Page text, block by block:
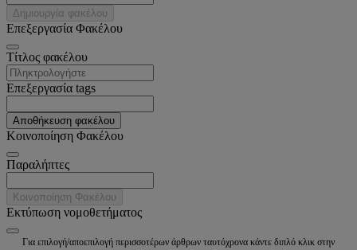
Δημιουργία φακέλου
Επεξεργασία Φακέλου
Tίτλος φακέλου
Επεξεργασία tags
Αποθήκευση φακέλου
Κοινοποίηση Φακέλου
Παραλήπτες
Κοινοποίηση Φακέλου
Εκτύπωση νομοθετήματος
Για επιλογή/αποεπιλογή περισσοτέρων άρθρων ταυτόχρονα κάντε διπλό κλικ στην